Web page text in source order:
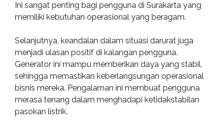
Ini sangat penting bagi pengguna di Surakarta yang
memiliki kebutuhan operasional yang beragam.
Selanjutnya, keandalan dalam situasi darurat juga
menjadi ulasan positif di kalangan pengguna.
Generator ini mampu memberikan daya yang stabil,
sehingga memastikan keberlangsungan operasional
bisnis mereka. Pengalaman ini membuat pengguna
merasa tenang dalam menghadapi ketidakstabilan
pasokan listrik.